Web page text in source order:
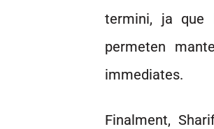
termini, ja que
permeten
immediates.
Finalment,